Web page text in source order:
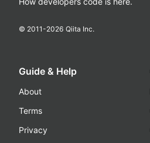
© 2011-2026 Qiita Inc.
Guide & Help
About
Terms
Privacy